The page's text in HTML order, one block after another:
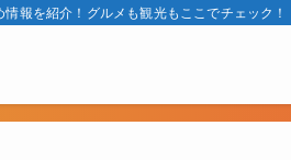
報を紹介！グルメも観光もここでチェック！